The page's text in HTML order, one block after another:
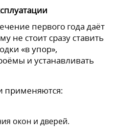
первого года даёт
не стоит сразу ставить
«в упор»,
и устанавливать
применяются:
окон и дверей.